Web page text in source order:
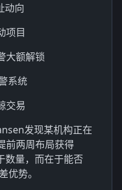
动向
项目
大额解锁
系统
交易
发现某机构正在
前两周布局获得
数量，而在于能否
优势。